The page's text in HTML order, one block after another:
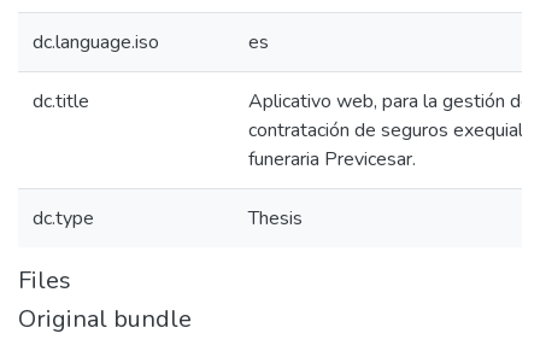
dc.language.iso es
dc.title
Aplicativo web, para la gestión de
contratación de seguros
funeraria Previcesar.
dc.type Thesis
Files
Original bundle